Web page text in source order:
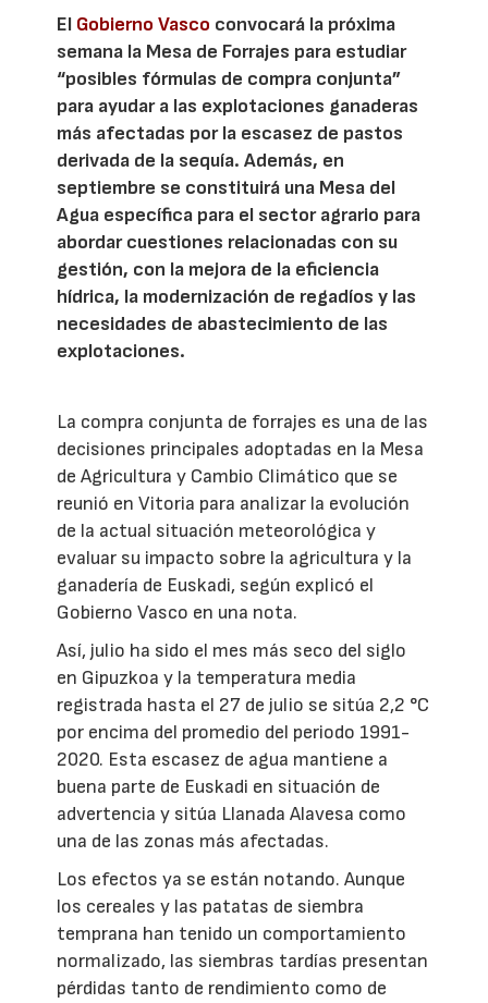
El Gobierno Vasco convocará la próxima
semana la Mesa de Forrajes para estudiar
“posibles fórmulas de compra conjunta”
para ayudar a las explotaciones ganaderas
más afectadas por la escasez de pastos
derivada de la sequía. Además, en
septiembre se constituirá una Mesa del
Agua específica para el sector agrario para
abordar cuestiones relacionadas con su
gestión, con la mejora de la eficiencia
hídrica, la modernización de regadíos y las
necesidades de abastecimiento de las
explotaciones.
La compra conjunta de forrajes es una de las
decisiones principales adoptadas en la Mesa
de Agricultura y Cambio Climático que se
reunió en Vitoria para analizar la evolución
de la actual situación meteorológica y
evaluar su impacto sobre la agricultura y la
ganadería de Euskadi, según explicó el
Gobierno Vasco en una nota.
Así, julio ha sido el mes más seco del siglo
en Gipuzkoa y la temperatura media
registrada hasta el 27 de julio se sitúa 2,2 °C
por encima del promedio del periodo 1991-
2020. Esta escasez de agua mantiene a
buena parte de Euskadi en situación de
advertencia y sitúa Llanada Alavesa como
una de las zonas más afectadas.
Los efectos ya se están notando. Aunque
los cereales y las patatas de siembra
temprana han tenido un comportamiento
normalizado, las siembras tardías presentan
pérdidas tanto de rendimiento como de